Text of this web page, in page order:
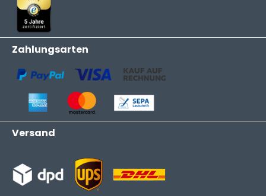
Zahlungsarten
Versand